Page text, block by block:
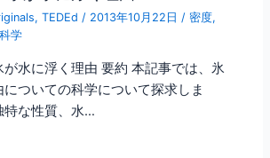
,TEDEd / 2013年10月22日/密度,
学
水に浮く理由 要約 本記事では、氷
ついての科学について探求しま
特な性質、水…